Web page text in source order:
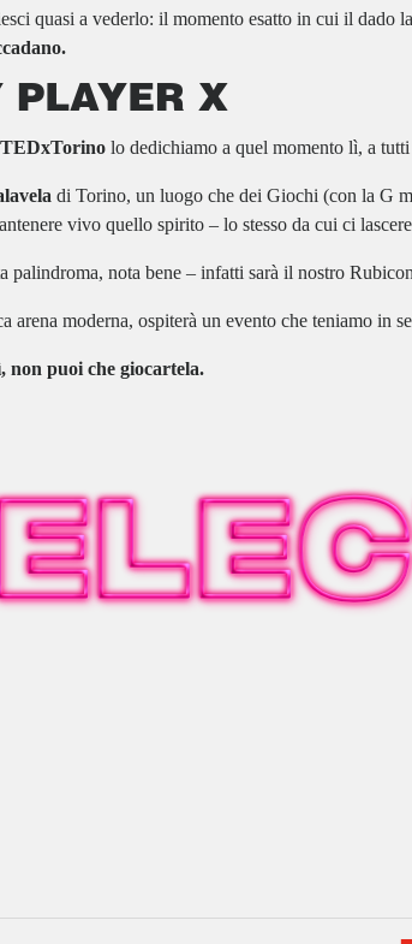
quasi a vederlo: il momento esatto in cui il dado
PLAYER X
TEDxTorino lo dedichiamo a quel momento lì, a
di Torino, un luogo che dei Giochi (con la G
vivo quello spirito – lo stesso da cui ci
palindroma, nota bene – infatti sarà il nostro
arena moderna, ospiterà un evento che teniamo in
non puoi che giocartela.